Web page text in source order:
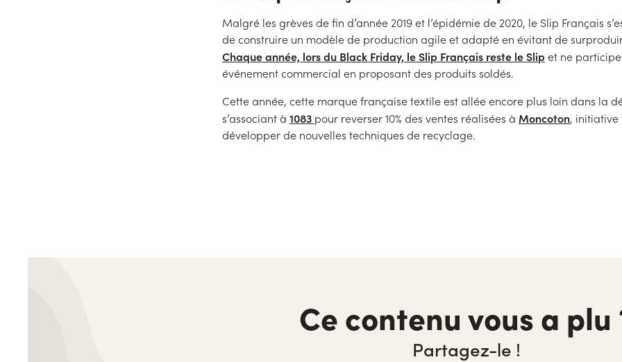
Malgré les grèves de fin d’année 2019 et l’épidémie de 2020, le Slip Français
de construire un modèle de production agile et adapté en évitant de
Chaque année, lors du Black Friday, le Slip Français reste le Slip et ne
événement commercial en proposant des produits soldés.
Cette année, cette marque française textile est allée encore plus loin dans la
s’associant à 1083 pour reverser 10% des ventes réalisées à Moncoton, initiative
développer de nouvelles techniques de recyclage.
Ce contenu vous a plu
Partagez-le !